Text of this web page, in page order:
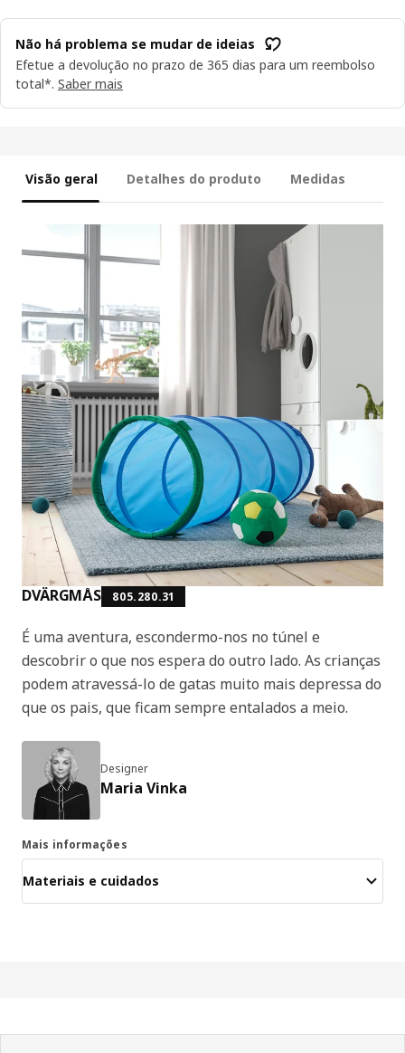
Não há problema se mudar de ideias
Efetue a devolução no prazo de 365 dias para um reembolso
total*. Saber mais
Visão geral Detalhes do produto Medidas
DVÄRGMÅS 805.280.31
É uma aventura, escondermo-nos no túnel e
descobrir o que nos espera do outro lado. As crianças
podem atravessá-lo de gatas muito mais depressa do
que os pais, que ficam sempre entalados a meio.
Designer
Maria Vinka
Mais informações
Materiais e cuidados